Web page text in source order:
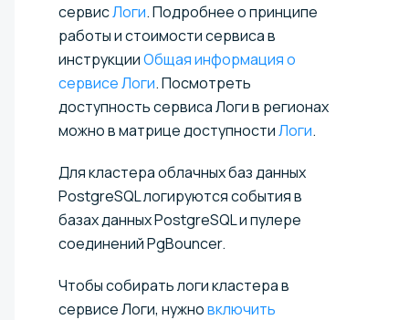
сервисЛоги. Подробнее о принципе
работы и стоимости сервиса в
инструкцииОбщая информация о
сервисе Логи. Посмотреть
доступность сервиса Логи в регионах
можно в матрице доступностиЛоги.
Для кластера облачных баз данных
PostgreSQL логируются события в
базах данных PostgreSQL и пулере
соединений PgBouncer.
Чтобы собирать логи кластера в
сервисе Логи, нужновключить